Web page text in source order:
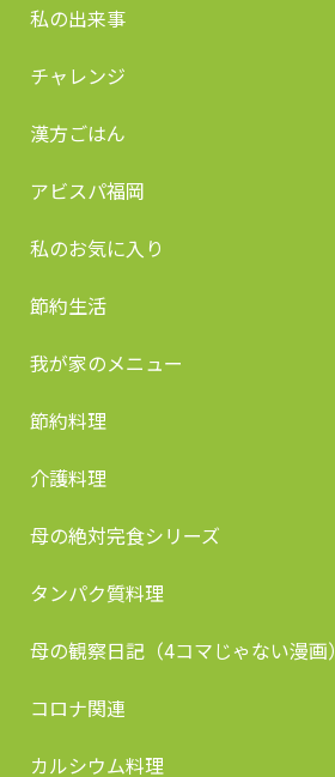
私の出来事
チャレンジ
漢方ごはん
アビスパ福岡
私のお気に入り
節約生活
我が家のメニュー
節約料理
介護料理
母の絶対完食シリーズ
タンパク質料理
母の観察日記（4コマじゃない漫画）
コロナ関連
カルシウム料理